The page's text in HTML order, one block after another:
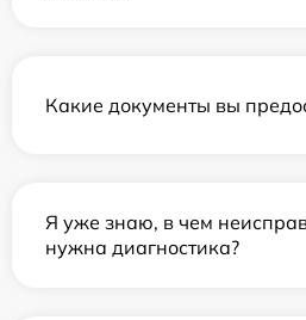
Какие документы вы
Я уже знаю, в чем
нужна диагностика?